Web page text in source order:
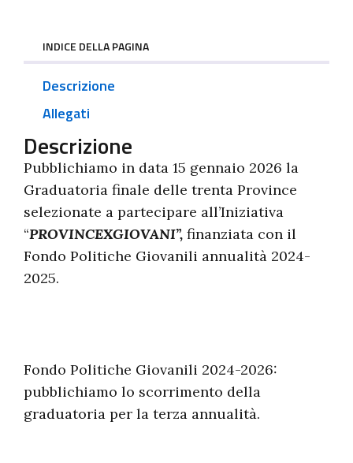
INDICE DELLA PAGINA
Descrizione
Allegati
Descrizione
Pubblichiamo in data 15 gennaio 2026 la
Graduatoria finale delle trenta Province
selezionate a partecipare all’Iniziativa
“PROVINCEXGIOVANI”, finanziata con il
Fondo Politiche Giovanili annualità 2024-
2025.
Fondo Politiche Giovanili 2024-2026:
pubblichiamo lo scorrimento della
graduatoria per la terza annualità.